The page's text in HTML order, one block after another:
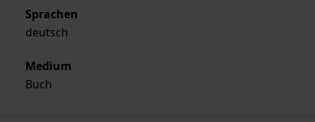
Sprachen
deutsch
Medium
Buch